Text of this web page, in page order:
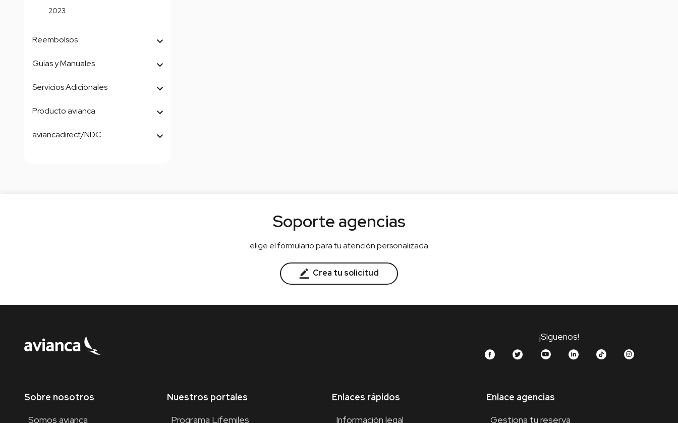
2023
Reembolsos
Guías y Manuales
Servicios Adicionales
Producto avianca
aviancadirect/NDC
Soporte agencias
elige el formulario para tu atención personalizada
Crea tu solicitud
¡Síguenos!
Sobre nosotros
Somos avianca
Nuestros portales
Programa Lifemiles
Enlaces rápidos
Información legal
Enlace agencias
Gestiona tu reserva